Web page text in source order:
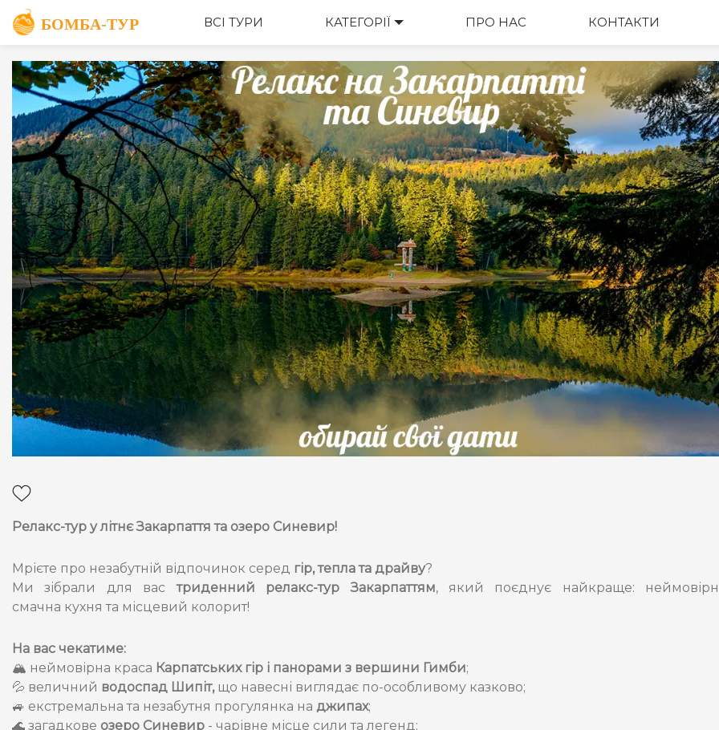
ВСІ ТУРИ КАТЕГОРІЇ ПРО НАС КОНТАКТИ
Релакс-тур у літнє Закарпаття та озеро Синевир!
Мрієте про незабутній відпочинок серед гір, тепла та драйву?
Ми зібрали для вастриденний релакс-тур Закарпаттям, який поєднує найкраще:
смачна кухня та місцевий колорит!
На вас чекатиме:
🏔 неймовірна краса Карпатських гір і панорами з вершини Гимби;
💦 величний водоспад Шипіт,що навесні виглядає по-особливому казково;
🚙 екстремальна та незабутня прогулянка на джипах;
🌊 загадкове озеро Синевир - чарівне місце сили та легенд;
ОПИС ВАРТІСТЬ